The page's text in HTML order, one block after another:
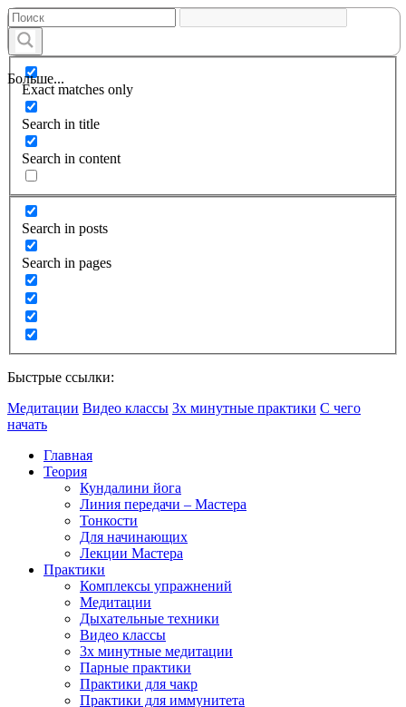
Больше...
Exact matches only
Search in title
Search in content
Search in posts
Search in pages
Быстрые ссылки:
Медитации Видео классы 3х минутные практики С чего
начать
Главная
Теория
Кундалини йога
Линия передачи – Мастера
Тонкости
Для начинающих
Лекции Мастера
Практики
Комплексы упражнений
Медитации
Дыхательные техники
Видео классы
3х минутные медитации
Парные практики
Практики для чакр
Практики для иммунитета